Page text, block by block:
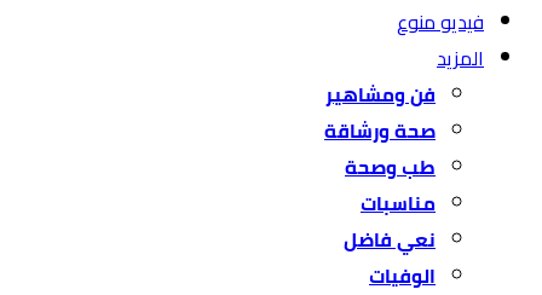
فيديو منوع
المزيد
فن ومشاهير
صحة ورشاقة
طب وصحة
مناسبات
نعي فاضل
الوفيات